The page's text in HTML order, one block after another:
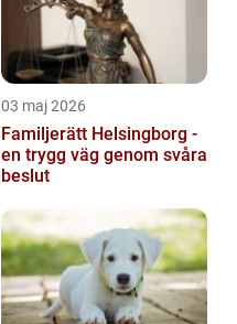
03 maj 2026
Familjerätt Helsingborg -
en trygg väg genom svåra
beslut